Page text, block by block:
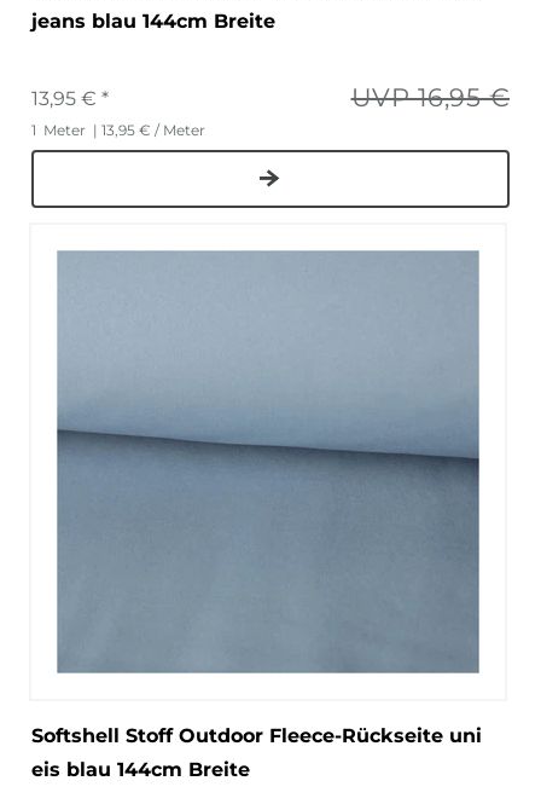
jeans blau 144cm Breite
UVP 16,95 €
13,95 € *
1 Meter | 13,95 € / Meter
Softshell Stoff Outdoor Fleece-Rückseite uni
eis blau 144cm Breite